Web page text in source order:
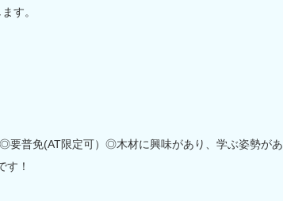
す。
要普免(AT限定可）◎木材に興味があり、学ぶ姿勢があ
す！